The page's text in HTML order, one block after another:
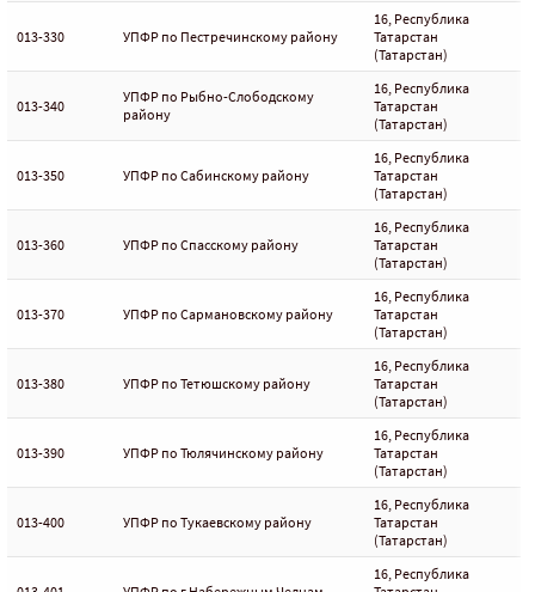
013-330 УПФР по Пестречинскому району
16, Республика
Татарстан
(Татарстан)
013-340
УПФР по Рыбно-Слободскому
району
16, Республика
Татарстан
(Татарстан)
013-350 УПФР по Сабинскому району
16, Республика
Татарстан
(Татарстан)
013-360 УПФР по Спасскому району
16, Республика
Татарстан
(Татарстан)
013-370 УПФР по Сармановскому району
16, Республика
Татарстан
(Татарстан)
013-380 УПФР по Тетюшскому району
16, Республика
Татарстан
(Татарстан)
013-390 УПФР по Тюлячинскому району
16, Республика
Татарстан
(Татарстан)
013-400 УПФР по Тукаевскому району
16, Республика
Татарстан
(Татарстан)
16, Республика